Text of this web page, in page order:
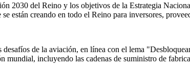
2030 del Reino y los objetivos de la Estrategia
están creando en todo el Reino para inversores,
de la aviación, en línea con el lema
incluyendo las cadenas de suministro de